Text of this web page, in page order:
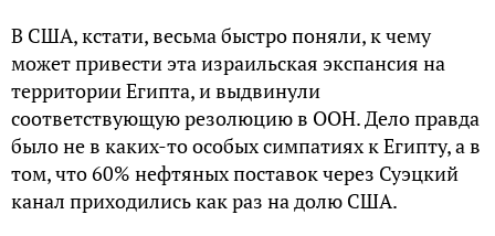
В США, кстати, весьма быстро поняли, к чему
может привести эта израильская экспансия на
территории Египта, и выдвинули
соответствующую резолюцию в ООН. Дело правда
было не в каких-то особых симпатиях к Египту, а в
том, что 60% нефтяных поставок через Суэцкий
канал приходились как раз на долю США.